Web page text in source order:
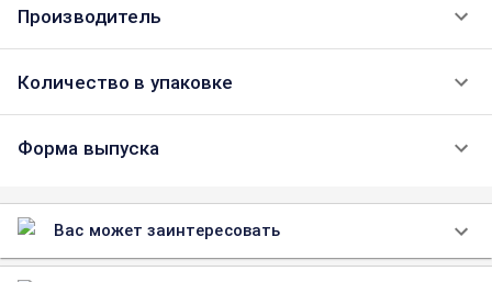
Производитель
Количество в упаковке
Форма выпуска
Вас может заинтересовать